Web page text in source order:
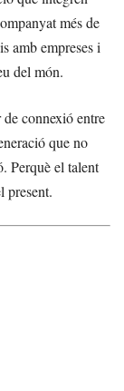
més de
amb empreses i
del món.
connexió entre
que no
Perquè el talent
present.